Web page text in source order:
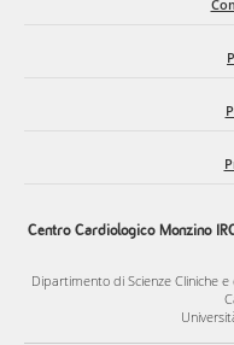
Centro Cardiologico Monzino
Dipartimento di Scienze Cliniche